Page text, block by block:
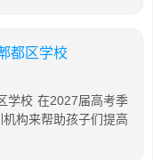
都区学校
学校 在2027届高考季
构来帮助孩子们提高